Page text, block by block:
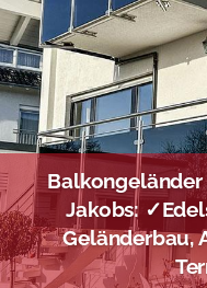
Jakobs:
Geländerbau,